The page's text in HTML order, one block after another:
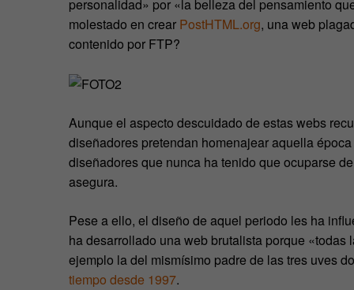
personalidad» por «la belleza del pensamiento
molestado en crear PostHTML.org, una web
contenido por FTP?
Aunque el aspecto descuidado de estas webs
diseñadores pretendan homenajear aquella
diseñadores que nunca ha tenido que ocuparse
asegura.
Pese a ello, el diseño de aquel periodo les ha
ha desarrollado una web brutalista porque
ejemplo la del mismísimo padre de las tres uves
tiempo desde 1997.